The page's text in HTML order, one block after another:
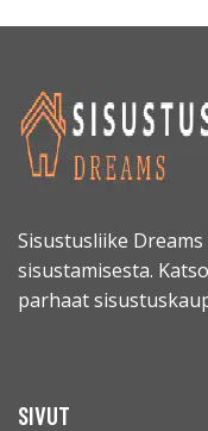
Sisustusliike
sisustamisesta.
parhaat
SIVUT